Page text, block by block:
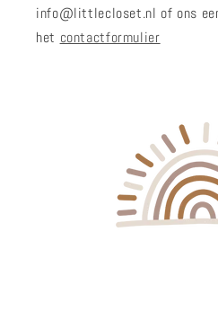
info@littlecloset.nl of ons
het contactformulier